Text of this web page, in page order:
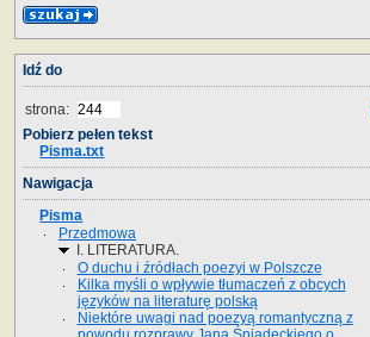
Idź do
strona:
Pobierz pełen tekst
Pisma.txt
Nawigacja
Pisma
Przedmowa
I. LITERATURA.
O duchu i źródłach poezyi w Polszcze
Kilka myśli o wpływie tłumaczeń z obcych
języków na literaturę polską
Niektóre uwagi nad poezyą romantyczną z